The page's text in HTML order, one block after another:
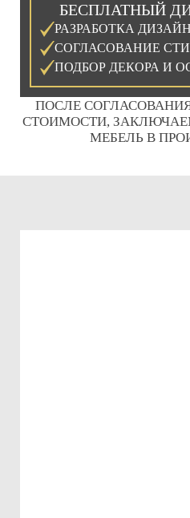
БЕСПЛАТНЫЙ
РАЗРАБОТКА
СОГЛАСОВАНИЕ
ПОДБОР ДЕКОРА И
ПОСЛЕ
СТОИМОСТИ,
МЕБЕЛЬ В